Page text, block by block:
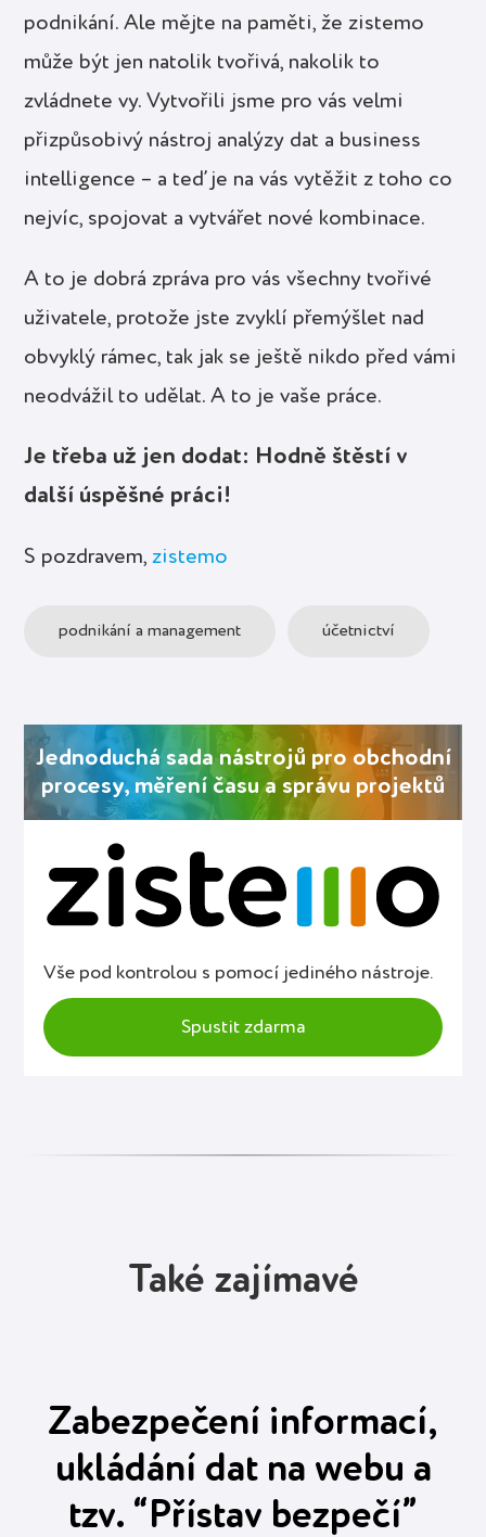
podnikání. Ale mějte na paměti, že zistemo
může být jen natolik tvořivá, nakolik to
zvládnete vy. Vytvořili jsme pro vás velmi
přizpůsobivý nástroj analýzy dat a business
intelligence – a teď je na vás vytěžit z toho co
nejvíc, spojovat a vytvářet nové kombinace.
A to je dobrá zpráva pro vás všechny tvořivé
uživatele, protože jste zvyklí přemýšlet nad
obvyklý rámec, tak jak se ještě nikdo před vámi
neodvážil to udělat. A to je vaše práce.
Je třeba už jen dodat: Hodně štěstí v
další úspěšné práci!
S pozdravem,zistemo
podnikání a management účetnictví
Jednoduchá sada nástrojů pro obchodní
procesy, měření času a správu projektů
Vše pod kontrolou s pomocí jediného nástroje.
Spustit zdarma
Také zajímavé
Zabezpečení informací,
ukládání dat na webu a
tzv. “Přístav bezpečí”